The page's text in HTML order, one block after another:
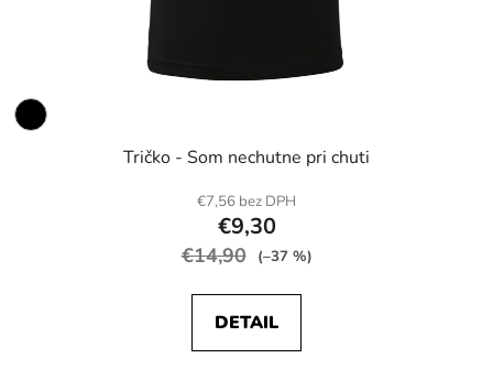
Tričko - Som nechutne pri chuti
€7,56 bez DPH
€9,30
€14,90 (–37 %)
DETAIL